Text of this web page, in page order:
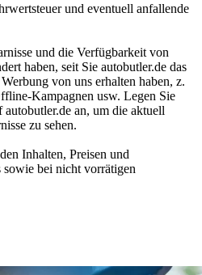
und eventuell anfallende
und die Verfügbarkeit von
haben, seit Sie autobutler.de das
von uns erhalten haben, z.
Kampagnen usw. Legen Sie
an, um die aktuell
zu sehen.
Inhalten, Preisen und
sowie bei nicht vorrätigen